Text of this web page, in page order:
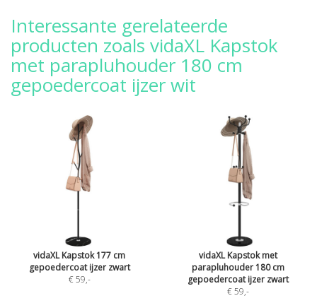
Interessante gerelateerde
producten zoals vidaXL Kapstok
met parapluhouder 180 cm
gepoedercoat ijzer wit
vidaXL Kapstok 177 cm
gepoedercoat ijzer zwart
€ 59,-
vidaXL Kapstok met
parapluhouder 180 cm
gepoedercoat ijzer zwart
€ 59,-